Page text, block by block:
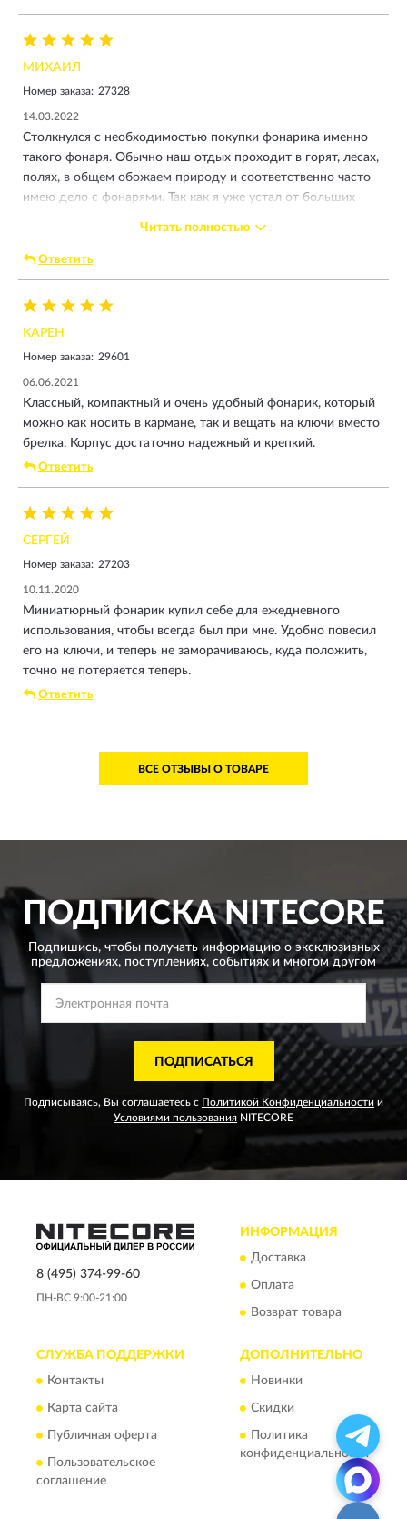
МИХАИЛ
Номер заказа: 27328
14.03.2022
Столкнулся с необходимостью покупки фонарика именно
такого фонаря. Обычно наш отдых проходит в горят, лесах,
полях, в общем обожаем природу и соответственно часто
имею дело с фонарями. Так как я уже устал от больших
и не рассчитывал! Работает на 5+, свет яркий и мощный.
Удобно переключать режимы яркости. Доволен покупкой!
Читать полностью
Ответить
КАРЕН
Номер заказа: 29601
06.06.2021
Классный, компактный и очень удобный фонарик, который
можно как носить в кармане, так и вещать на ключи вместо
брелка. Корпус достаточно надежный и крепкий.
Ответить
СЕРГЕЙ
Номер заказа: 27203
10.11.2020
Миниатюрный фонарик купил себе для ежедневного
использования, чтобы всегда был при мне. Удобно повесил
его на ключи, и теперь не заморачиваюсь, куда положить,
точно не потеряется теперь.
Ответить
ВСЕ ОТЗЫВЫ О ТОВАРЕ
ПОДПИСКАNITECORE
Подпишись, чтобы получать информацию о эксклюзивных
предложениях, поступлениях, событиях и многом другом
ПОДПИСАТЬСЯ
Подписываясь, Вы соглашаетесь с Политикой Конфиденциальности и
Условиями пользования NITECORE
8 (495) 374-99-60
ПН-ВС 9:00-21:00
ИНФОРМАЦИЯ
Доставка
Оплата
Возврат товара
СЛУЖБА ПОДДЕРЖКИ
Контакты
Карта сайта
Публичная оферта
Пользовательское
соглашение
ДОПОЛНИТЕЛЬНО
Новинки
Скидки
Политика
конфиденциальности